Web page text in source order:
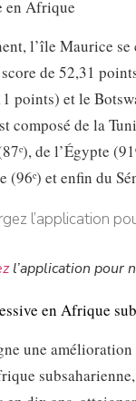
l’île Maurice se
de 52,31
points) et le
composé de la
de l’Égypte
(96ᵉ) et enfin du
l’application pour
en Afrique
une